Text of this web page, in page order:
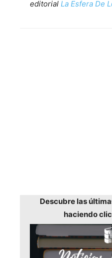
editorial La Esfera De
Descubre las
haciendo